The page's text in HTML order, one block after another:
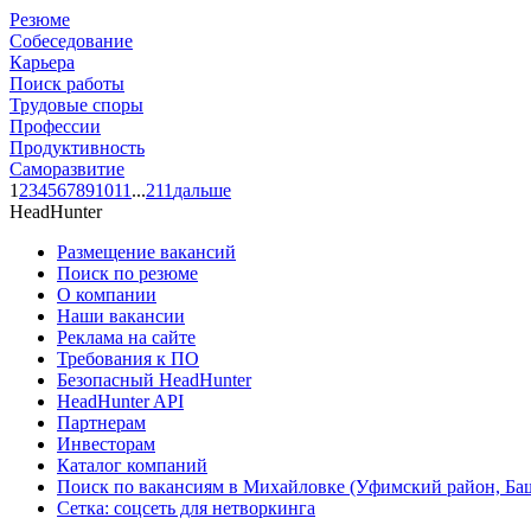
Резюме
Собеседование
Карьера
Поиск работы
Трудовые споры
Профессии
Продуктивность
Саморазвитие
1 234567891011 ...211 дальше
HeadHunter
Размещение вакансий
Поиск по резюме
О компании
Наши вакансии
Реклама на сайте
Требования к ПО
Безопасный HeadHunter
HeadHunter API
Партнерам
Инвесторам
Каталог компаний
Поиск по вакансиям в Михайловке (Уфимский район,
Сетка: соцсеть для нетворкинга